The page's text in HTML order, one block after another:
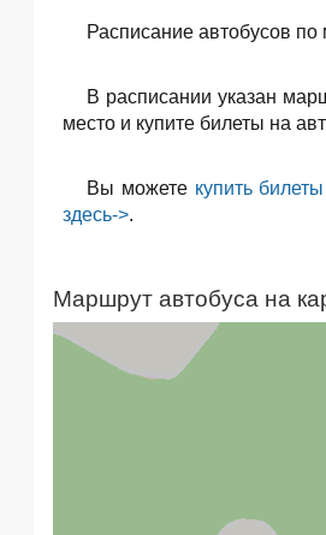
Расписание автобусов
В расписании указан
место и купите билеты на
Вы можете купить билеты
здесь->.
Маршрут автобуса на